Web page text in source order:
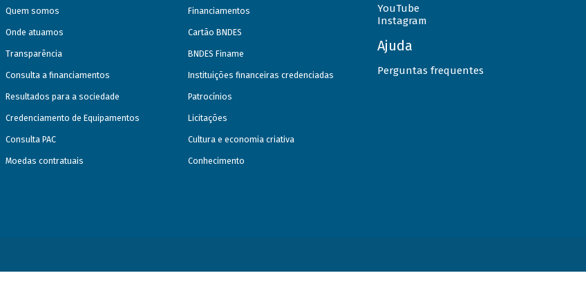
Quem somos
Onde atuamos
Transparência
Consulta a financiamentos
Resultados para a sociedade
Credenciamento de Equipamentos
Consulta PAC
Moedas contratuais
Financiamentos
Cartão BNDES
BNDES Finame
Instituições financeiras credenciadas
Patrocínios
Licitações
Cultura e economia criativa
Conhecimento
YouTube
Instagram
Ajuda
Perguntas frequentes